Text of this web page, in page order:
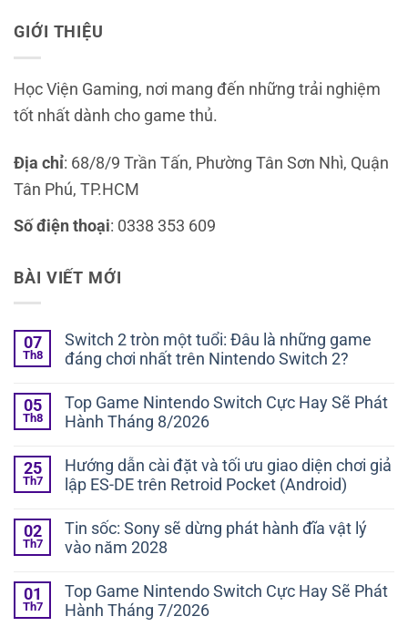
GIỚI THIỆU
Học Viện Gaming, nơi mang đến những trải nghiệm
tốt nhất dành cho game thủ.
Địa chỉ: 68/8/9 Trần Tấn, Phường Tân Sơn Nhì, Quận
Tân Phú, TP.HCM
Số điện thoại: 0338 353 609
BÀI VIẾT MỚI
07
Th8
Switch 2 tròn một tuổi: Đâu là những game
đáng chơi nhất trên Nintendo Switch 2?
có
bình
luận
2
tròn
một
những
game
chơi
nhất
trên
05
Th8
Top Game Nintendo Switch Cực Hay Sẽ Phát
Hành Tháng 8/2026
có
bình
luận
Game
Nintendo
Switch
Sẽ
Phát
Hành
25
Th7
Hướng dẫn cài đặt và tối ưu giao diện chơi giả
lập ES-DE trên Retroid Pocket (Android)
có
bình
luận
dẫn
cài
đặt
02
Th7
Tin sốc: Sony sẽ dừng phát hành đĩa vật lý
vào năm 2028
có
bình
luận
01
Th7
Top Game Nintendo Switch Cực Hay Sẽ Phát
Hành Tháng 7/2026